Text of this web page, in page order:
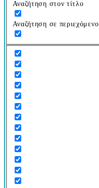
Αναζήτηση στον τίτλο
Αναζήτηση σε περιεχόμενο